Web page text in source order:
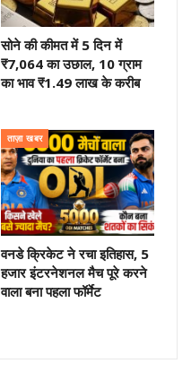
सोने की कीमत में 5 दिन में
₹7,064 का उछाल, 10 ग्राम
का भाव ₹1.49 लाख के करीब
ताज़ा खबर
वनडे क्रिकेट ने रचा इतिहास, 5
हजार इंटरनेशनल मैच पूरे करने
वाला बना पहला फॉर्मेट